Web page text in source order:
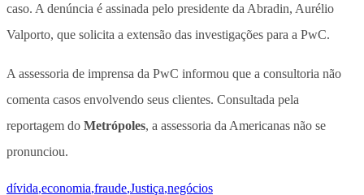
caso. A denúncia é assinada pelo presidente da Abradin, Aurélio
Valporto, que solicita a extensão das investigações para a PwC.
A assessoria de imprensa da PwC informou que a consultoria não
comenta casos envolvendo seus clientes. Consultada pela
reportagem do Metrópoles, a assessoria da Americanas não se
pronunciou.
dívida,economia,fraude,Justiça,negócios